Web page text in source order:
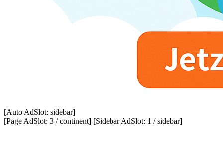
[Auto AdSlot: sidebar]
[Page AdSlot: 3 / continent] [Sidebar AdSlot: 1 / sidebar]